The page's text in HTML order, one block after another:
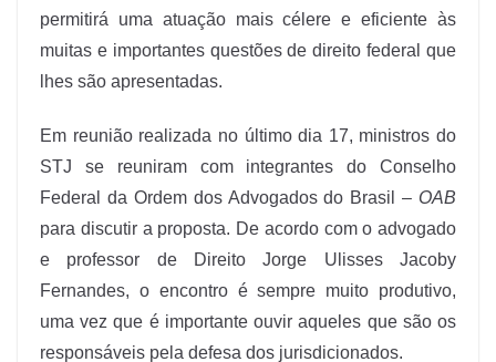
permitirá uma atuação mais célere e eficiente às
muitas e importantes questões de direito federal que
lhes são apresentadas.
Em reunião realizada no último dia 17, ministros do
STJ se reuniram com integrantes do Conselho
Federal da Ordem dos Advogados do Brasil – OAB
para discutir a proposta. De acordo com o advogado
e professor de Direito Jorge Ulisses Jacoby
Fernandes, o encontro é sempre muito produtivo,
uma vez que é importante ouvir aqueles que são os
responsáveis pela defesa dos jurisdicionados.